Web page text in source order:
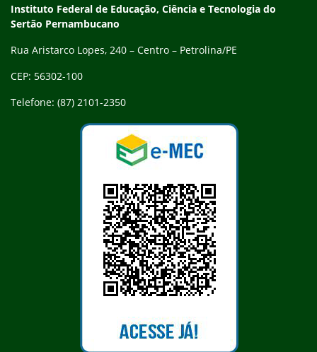
Endereço
Instituto Federal de Educação, Ciência e Tecnologia do
Sertão Pernambucano
Rua Aristarco Lopes, 240 – Centro – Petrolina/PE
CEP: 56302-100
Telefone: (87) 2101-2350